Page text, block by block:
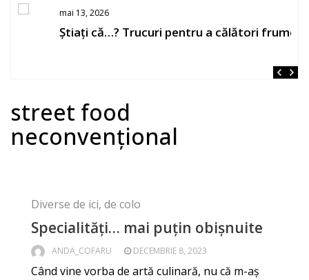
mai 13, 2026
Știați că…? Trucuri pentru a călători frumos
street food
neconvențional
Diverse de ici, de colo
Specialități… mai puțin obișnuite
ANDA_COFARU DECEMBRIE 8, 2023
Când vine vorba de artă culinară, nu că m-aș